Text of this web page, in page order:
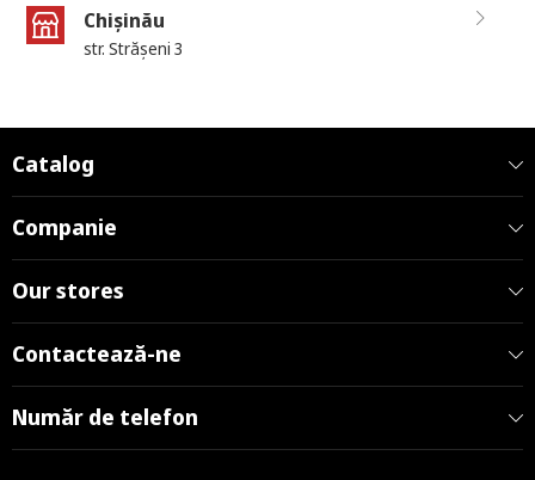
Chișinău
str. Strășeni 3
Catalog
Companie
Our stores
Contactează-ne
Număr de telefon